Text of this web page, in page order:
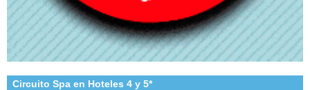
Circuito Spa en Hoteles 4 y 5*